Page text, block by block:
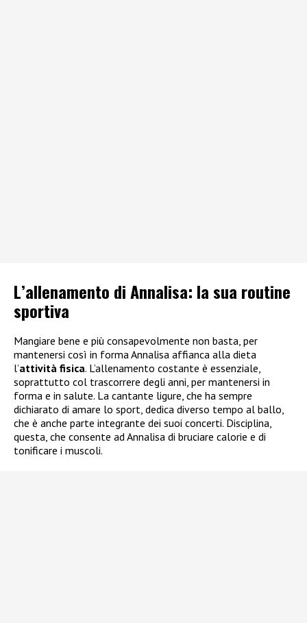
L’allenamento di Annalisa: la sua routine
sportiva
Mangiare bene e più consapevolmente non basta, per
mantenersi così in forma Annalisa affianca alla dieta
l’attività fisica. L’allenamento costante è essenziale,
soprattutto col trascorrere degli anni, per mantenersi in
forma e in salute. La cantante ligure, che ha sempre
dichiarato di amare lo sport, dedica diverso tempo al ballo,
che è anche parte integrante dei suoi concerti. Disciplina,
questa, che consente ad Annalisa di bruciare calorie e di
tonificare i muscoli.